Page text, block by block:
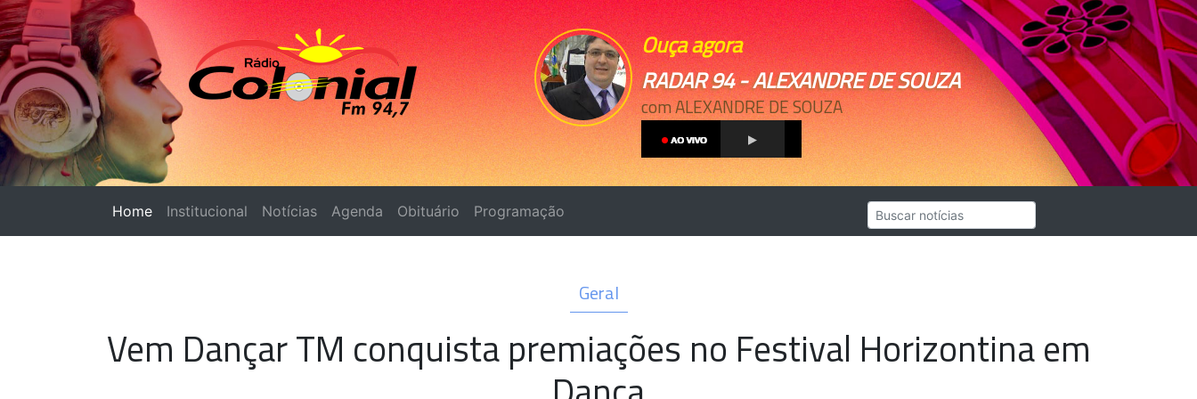
Ouça agora
RADAR 94 - ALEXANDRE DE SOUZA
com ALEXANDRE DE SOUZA
Home (página atual)
Institucional Notícias Agenda Obituário Programação
Geral
Vem Dançar TM conquista premiações no Festival Horizontina em